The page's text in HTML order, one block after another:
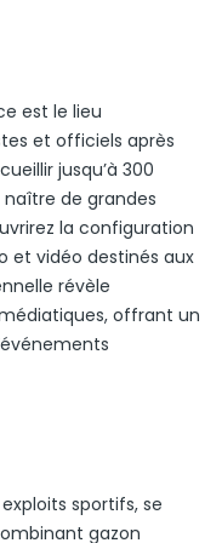
est le lieu
et officiels après
jusqu’à 300
de grandes
la configuration
et vidéo destinés aux
révèle
offrant un
sportifs, se
gazon